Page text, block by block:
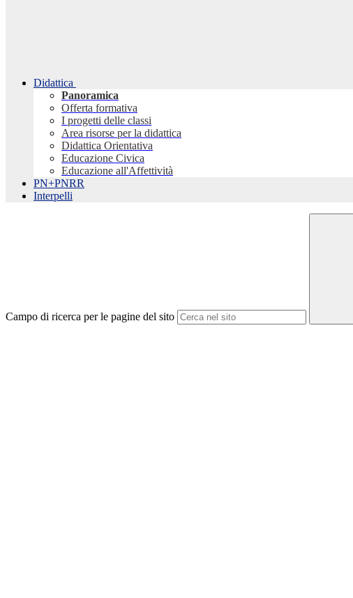
Didattica
Panoramica
Offerta formativa
I progetti delle classi
Area risorse per la didattica
Didattica Orientativa
Educazione Civica
Educazione all'Affettività
PN+PNRR
Interpelli
Campo di ricerca per le pagine del sito